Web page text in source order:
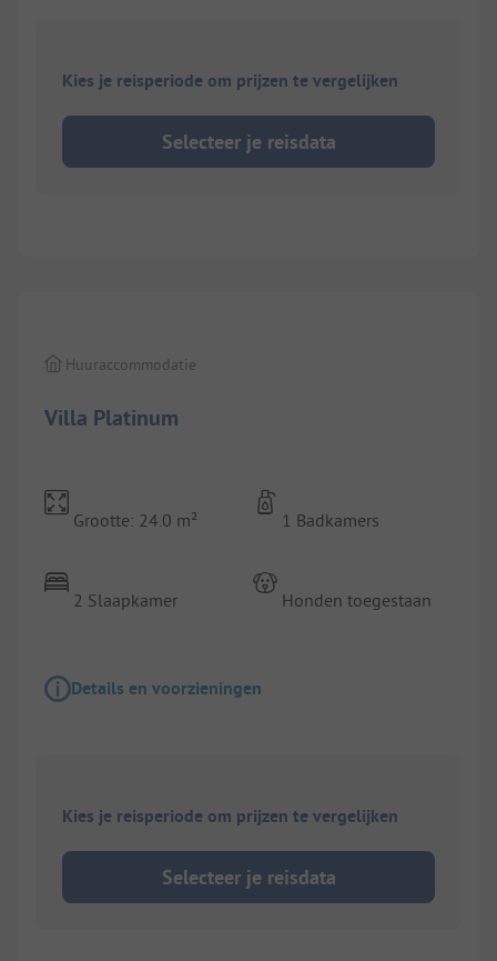
Kies je reisperiode om prijzen te vergelijken
Selecteer je reisdata
Villa Platinum
Huuraccommodatie
Grootte: 24.0 m²
2 Slaapkamer
1 Badkamers
Honden toegestaan
Details en voorzieningen
Kies je reisperiode om prijzen te vergelijken
Selecteer je reisdata